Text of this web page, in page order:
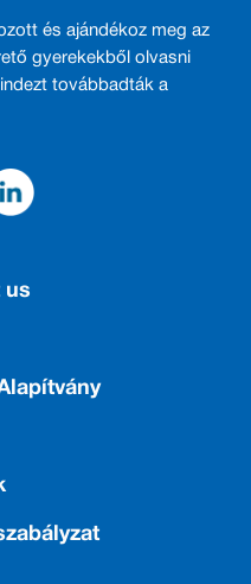
és ajándékoz meg az
gyerekekből olvasni
továbbadták a
us